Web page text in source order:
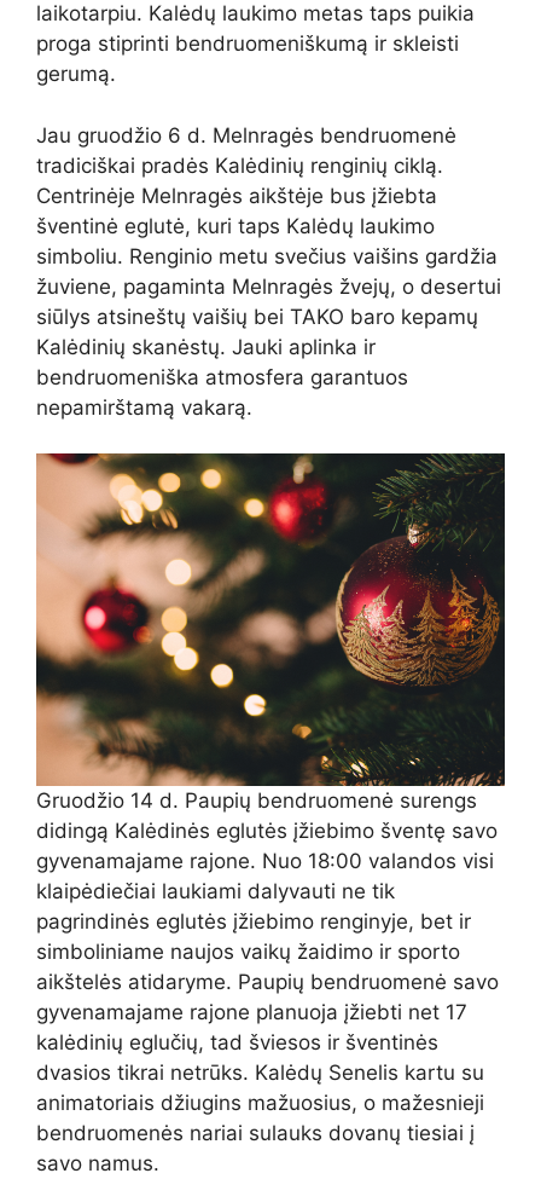
laikotarpiu. Kalėdų laukimo metas taps puikia
proga stiprinti bendruomeniškumą ir skleisti
gerumą.
Jau gruodžio 6 d. Melnragės bendruomenė
tradiciškai pradės Kalėdinių renginių ciklą.
Centrinėje Melnragės aikštėje bus įžiebta
šventinė eglutė, kuri taps Kalėdų laukimo
simboliu. Renginio metu svečius vaišins gardžia
žuviene, pagaminta Melnragės žvejų, o desertui
siūlys atsineštų vaišių bei TAKO baro kepamų
Kalėdinių skanėstų. Jauki aplinka ir
bendruomeniška atmosfera garantuos
nepamirštamą vakarą.
Gruodžio 14 d. Paupių bendruomenė surengs
didingą Kalėdinės eglutės įžiebimo šventę savo
gyvenamajame rajone. Nuo 18:00 valandos visi
klaipėdiečiai laukiami dalyvauti ne tik
pagrindinės eglutės įžiebimo renginyje, bet ir
simboliniame naujos vaikų žaidimo ir sporto
aikštelės atidaryme. Paupių bendruomenė savo
gyvenamajame rajone planuoja įžiebti net 17
kalėdinių eglučių, tad šviesos ir šventinės
dvasios tikrai netrūks. Kalėdų Senelis kartu su
animatoriais džiugins mažuosius, o mažesnieji
bendruomenės nariai sulauks dovanų tiesiai į
savo namus.